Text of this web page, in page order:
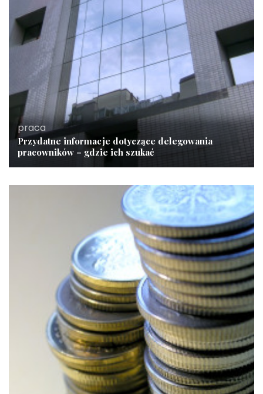
praca
Przydatne informacje dotyczące delegowania
pracowników – gdzie ich szukać